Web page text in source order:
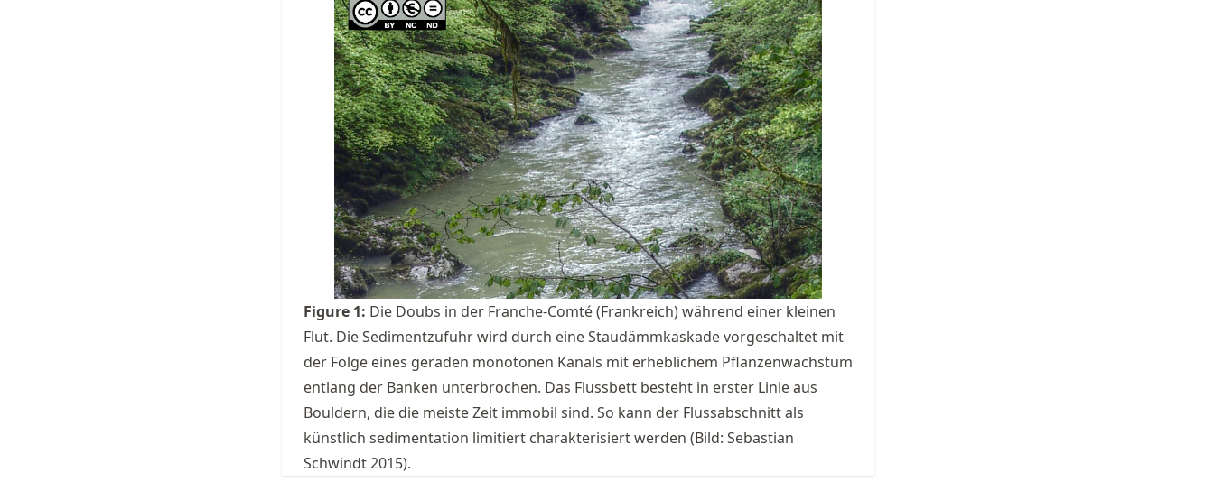
Figure 1: Die Doubs in der Franche-Comté (Frankreich) während einer kleinen
Flut. Die Sedimentzufuhr wird durch eine Staudämmkaskade vorgeschaltet mit
der Folge eines geraden monotonen Kanals mit erheblichem Pflanzenwachstum
entlang der Banken unterbrochen. Das Flussbett besteht in erster Linie aus
Bouldern, die die meiste Zeit immobil sind. So kann der Flussabschnitt als
künstlich sedimentation limitiert charakterisiert werden (Bild: Sebastian
Schwindt 2015).